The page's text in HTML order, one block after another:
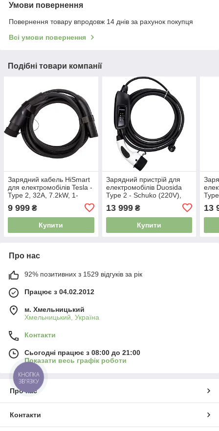
Умови повернення
Повернення товару впродовж 14 днів за рахунок покупця
Всі умови повернення
Подібні товари компанії
Зарядний кабель HiSmart
для електромобілів Tesla -
Type 2, 32A, 7.2kW, 1-
9 999 ₴
Купити
Зарядний пристрій для
електромобілів Duosida
Type 2 - Schuko (220V),
16A, 3.6кВт, 1-фазний, 5м
4454777
13 999₴
Купити
13
Про нас
92% позитивних з 1529 відгуків за рік
Працює з 04.02.2012
м. Хмельницький
Хмельницький, Україна
Контакти
Сьогодні працює з 08:00 до 21:00
Показати весь графік роботи
Про нас
Контакти
КНОПКА
ЗВ'ЯЗКУ